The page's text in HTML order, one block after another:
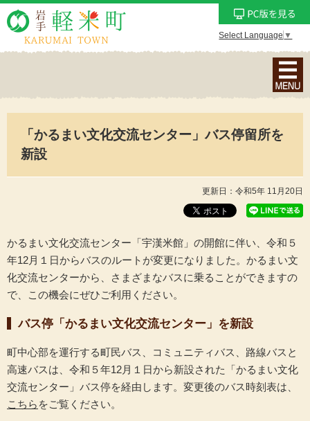
Select Language ▼
ナ
ビ
シ
メ
ニ
ュ
ー
を
表
「かるまい文化交流センター」バス停留所を
新設
更新日：令和5年 11月20日
かるまい文化交流センター「宇漢米館」の開館に伴い、令和５
年12月１日からバスのルートが変更になりました。かるまい文
化交流センターから、さまざまなバスに乗ることができますの
で、この機会にぜひご利用ください。
バス停「かるまい文化交流センター」を新設
町中心部を運行する町民バス、コミュニティバス、路線バスと
高速バスは、令和５年12月１日から新設された「かるまい文化
交流センター」バス停を経由します。変更後のバス時刻表は、
こちら をご覧ください。